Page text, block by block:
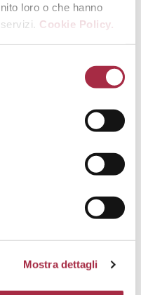
loro o che hanno
Cookie Policy.
Mostra dettagli
AND